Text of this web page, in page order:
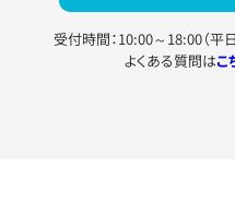
受付時間：10:00～18:00（平
よくある質問はこ